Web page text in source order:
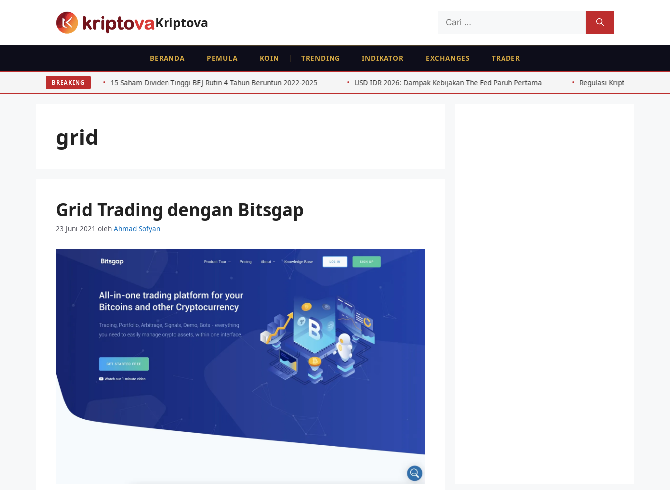
Kriptova
Cari
BERANDA PEMULA KOIN TRENDING INDIKATOR EXCHANGES TRADER
BREAKING
15 Saham Dividen Tinggi BEJ Rutin 4 Tahun Beruntun 2022-2025 USD IDR 2026: Dampak Kebijakan The Fed Paruh Pertama Regulasi Kripto Indonesia 2026:
grid
Grid Trading dengan Bitsgap
23 Juni 2021 oleh Ahmad Sofyan